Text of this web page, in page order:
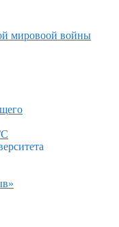
мировоой войны